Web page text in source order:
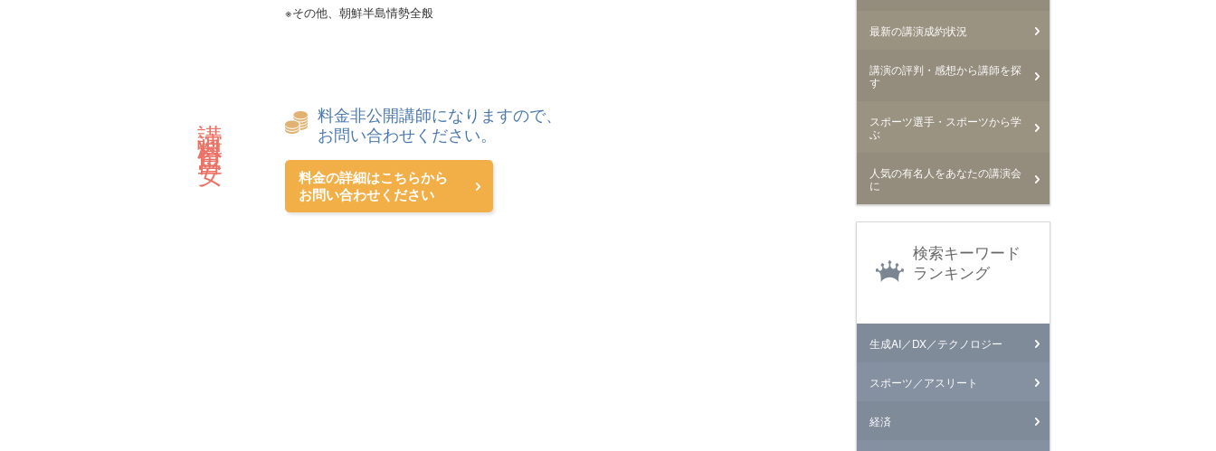
最新の講演成約状況
講演の評判・感想から講師を探
す
スポーツ選手・スポーツから学
ぶ
人気の有名人をあなたの講演会
に
検索キーワード
ランキング
生成AI／DX／テクノロジー
スポーツ／アスリート
経済
※その他、朝鮮半島情勢全般
講演料金目安
料金非公開講師になりますので、
お問い合わせください。
料金の詳細はこちらから
お問い合わせください